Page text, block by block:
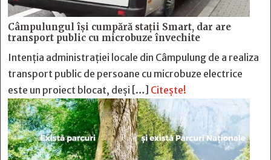
Câmpulungul îşi cumpără staţii Smart, dar are
transport public cu microbuze învechite
Intenția administrației locale din Câmpulung de a realiza
transport public de persoane cu microbuze electrice
este un proiect blocat, deși […] Citește!